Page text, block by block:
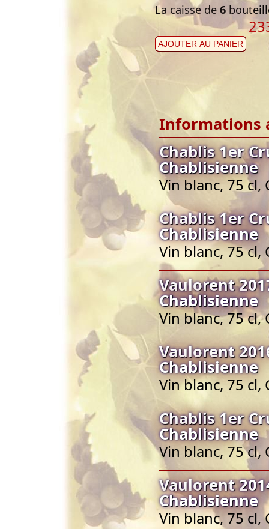
La caisse de 6
AJOUTER AU PANIER
Informations
Chablis 1er
Chablisienne
Vin blanc, 75 cl,
Chablis 1er
Chablisienne
Vin blanc, 75 cl,
Vaulorent
Chablisienne
Vin blanc, 75 cl,
Vaulorent
Chablisienne
Vin blanc, 75 cl,
Chablis 1er
Chablisienne
Vin blanc, 75 cl,
Vaulorent
Chablisienne
Vin blanc, 75 cl,